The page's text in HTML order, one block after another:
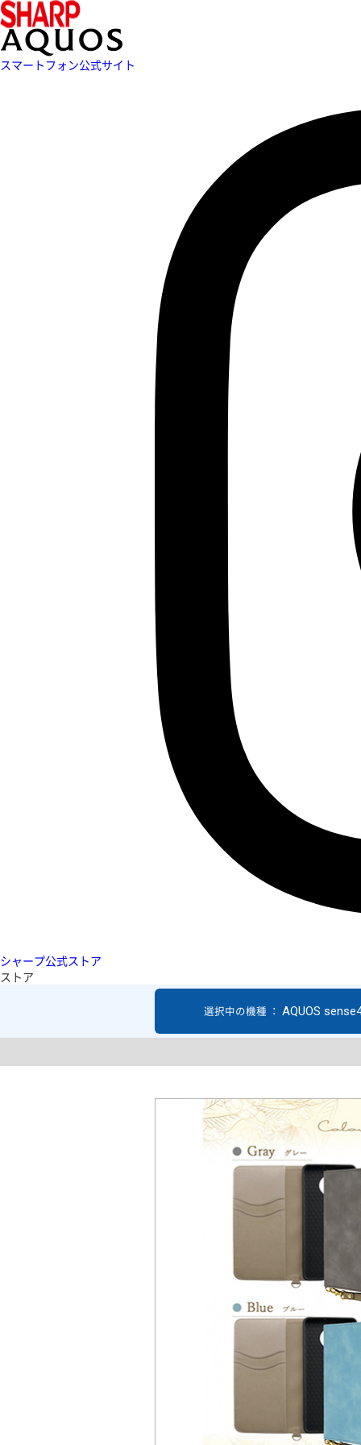
スマートフォン公式サイト
シャープ公式ストア
ストア
選択中の機種 ： AQUOS